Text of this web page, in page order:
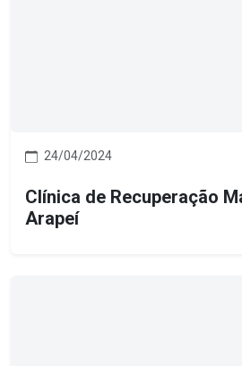
24/04/2024
Clínica de Recuperação
Arapeí